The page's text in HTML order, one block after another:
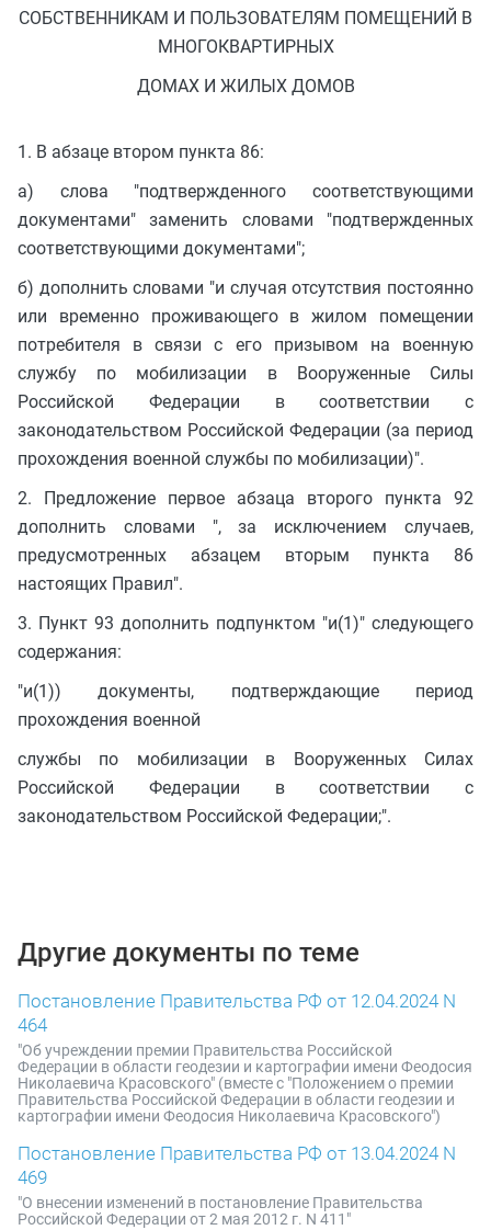
СОБСТВЕННИКАМ И ПОЛЬЗОВАТЕЛЯМ ПОМЕЩЕНИЙ В
МНОГОКВАРТИРНЫХ
ДОМАХ И ЖИЛЫХ ДОМОВ
1. В абзаце втором пункта 86:
а) слова "подтвержденного соответствующими
документами" заменить словами "подтвержденных
соответствующими документами";
б) дополнить словами "и случая отсутствия постоянно
или временно проживающего в жилом помещении
потребителя в связи с его призывом на военную
службу по мобилизации в Вооруженные Силы
Российской Федерации в соответствии с
законодательством Российской Федерации (за период
прохождения военной службы по мобилизации)".
2. Предложение первое абзаца второго пункта 92
дополнить словами ", за исключением случаев,
предусмотренных абзацем вторым пункта 86
настоящих Правил".
3. Пункт 93 дополнить подпунктом "и(1)" следующего
содержания:
"и(1)) документы, подтверждающие период
прохождения военной
службы по мобилизации в Вооруженных Силах
Российской Федерации в соответствии с
законодательством Российской Федерации;".
Другие документы по теме
Постановление Правительства РФ от 12.04.2024 N
464
"Об учреждении премии Правительства Российской
Федерации в области геодезии и картографии имени Феодосия
Николаевича Красовского" (вместе с "Положением о премии
Правительства Российской Федерации в области геодезии и
картографии имени Феодосия Николаевича Красовского")
Постановление Правительства РФ от 13.04.2024 N
469
"О внесении изменений в постановление Правительства
Российской Федерации от 2 мая 2012 г. N 411"